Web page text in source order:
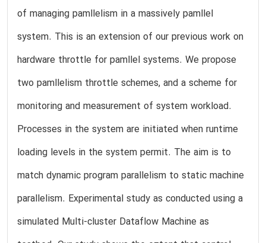
of managing pamllelism in a massively pamllel
system. This is an extension of our previous work on
hardware throttle for pamllel systems. We propose
two pamllelism throttle schemes, and a scheme for
monitoring and measurement of system workload.
Processes in the system are initiated when runtime
loading levels in the system permit. The aim is to
match dynamic program parallelism to static machine
parallelism. Experimental study as conducted using a
simulated Multi-cluster Dataflow Machine as